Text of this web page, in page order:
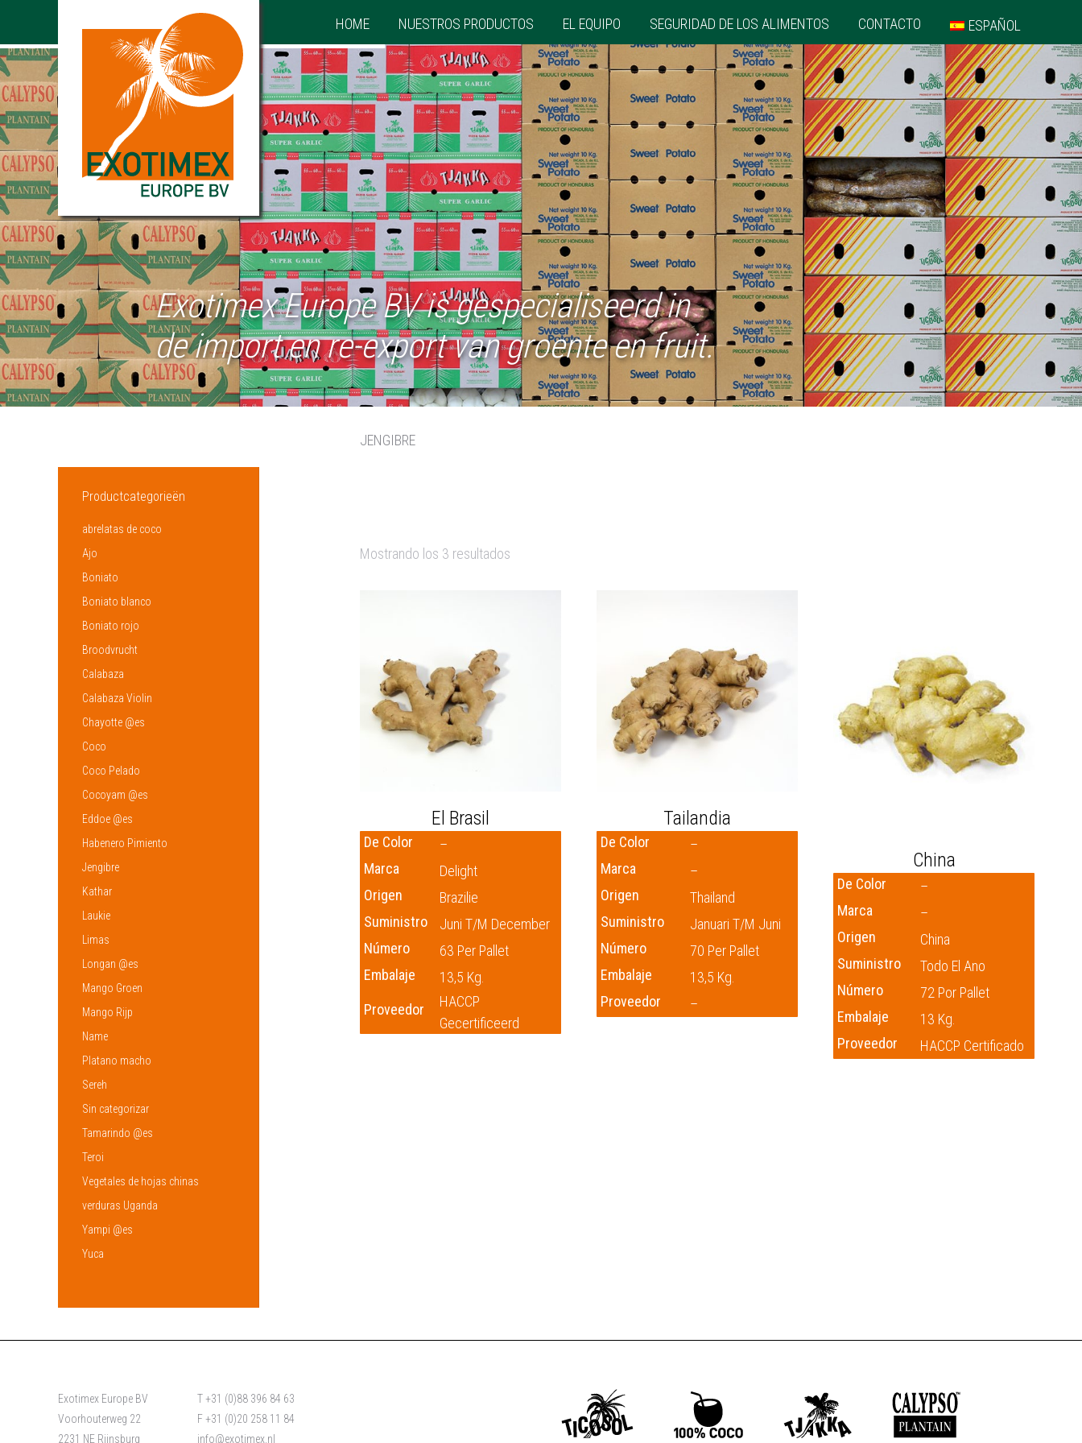
HOME NUESTROS PRODUCTOS EL EQUIPO SEGURIDAD DE LOS ALIMENTOS CONTACTO ESPAÑOL
Exotimex Europe BV is gespecialiseerd in
de import en re-export van groente en fruit.
JENGIBRE
Mostrando los 3 resultados
El Brasil
De Color
–
Marca
Delight
Origen
Brazilie
Suministro
Juni T/m December
Número
63 Per Pallet
Embalaje
13,5 Kg.
Proveedor
HACCP
Gecertificeerd
Tailandia
De Color
–
Marca
–
Origen
Thailand
Suministro
Januari T/m Juni
Número
70 Per Pallet
Embalaje
13,5 Kg.
Proveedor
–
China
De Color
–
Marca
–
Origen
China
Suministro
Todo El Ano
Número
72 Por Pallet
Embalaje
13 Kg.
Proveedor
HACCP Certificado
Productcategorieën
abrelatas de coco
Ajo
Boniato
Boniato blanco
Boniato rojo
Broodvrucht
Calabaza
Calabaza Violin
Chayotte @es
Coco
Coco Pelado
Cocoyam @es
Eddoe @es
Habenero Pimiento
Jengibre
Kathar
Laukie
Limas
Longan @es
Mango Groen
Mango Rijp
Name
Platano macho
Sereh
Sin categorizar
Tamarindo @es
Teroi
Vegetales de hojas chinas
verduras Uganda
Yampi @es
Yuca
Exotimex Europe BV
Voorhouterweg 22
2231 NE Rijnsburg
T +31 (0)88 396 84 63
F +31 (0)20 258 11 84
info@exotimex.nl